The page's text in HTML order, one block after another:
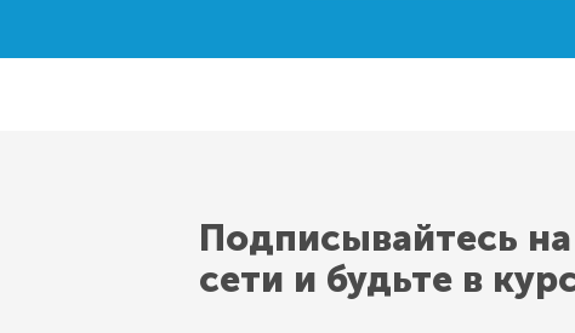
Подписывайтесь
сети и будьте в